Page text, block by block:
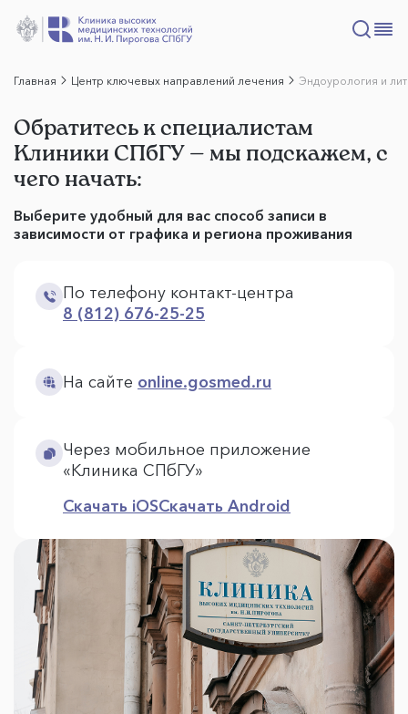
Главная Центр ключевых направлений лечения Эндоурология и
Обратитесь к специалистам
Клиники СПбГУ — мы подскажем, с
чего начать:
Выберите удобный для вас способ записи в
зависимости от графика и региона проживания
По телефону контакт-центра
8 (812) 676-25-25
На сайте online.gosmed.ru
Через мобильное приложение
«Клиника СПбГУ»
Скачать iOSСкачать Android